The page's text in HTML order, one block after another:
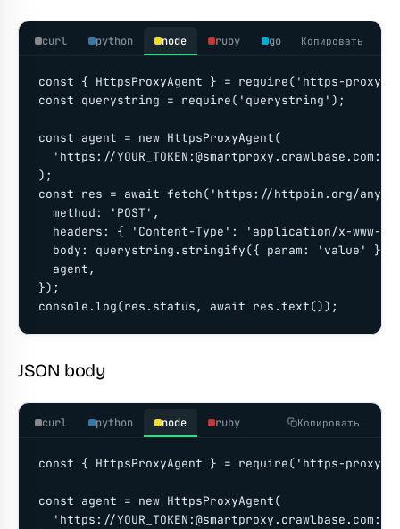
curl python node ruby go Копировать
const { HttpsProxyAgent } = require('https-proxy-
const querystring = require('querystring');
const agent = new HttpsProxyAgent(
'https://
);
const res = await fetch('https://httpbin.org/
  method: 'POST',
headers: { 'Content-Type': 'application/x-www-
  body: querystring.stringify({ param: 'value' }),
  agent,
});
console.log(res.status, await res.text());
JSON body
curl python node ruby Копировать
const { HttpsProxyAgent } = require('https-proxy-
const agent = new HttpsProxyAgent(
'https://